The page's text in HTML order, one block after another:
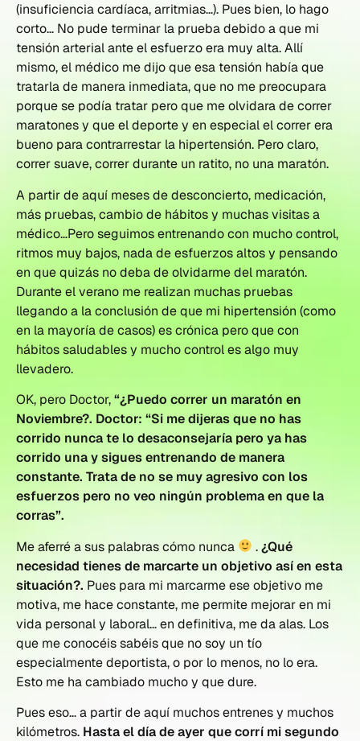
(insuficiencia cardíaca, arritmias…). Pues bien, lo hago
corto… No pude terminar la prueba debido a que mi
tensión arterial ante el esfuerzo era muy alta. Allí
mismo, el médico me dijo que esa tensión había que
tratarla de manera inmediata, que no me preocupara
porque se podía tratar pero que me olvidara de correr
maratones y que el deporte y en especial el correr era
bueno para contrarrestar la hipertensión. Pero claro,
correr suave, correr durante un ratito, no una maratón.
A partir de aquí meses de desconcierto, medicación,
más pruebas, cambio de hábitos y muchas visitas a
médico…Pero seguimos entrenando con mucho control,
ritmos muy bajos, nada de esfuerzos altos y pensando
en que quizás no deba de olvidarme del maratón.
Durante el verano me realizan muchas pruebas
llegando a la conclusión de que mi hipertensión (como
en la mayoría de casos) es crónica pero que con
hábitos saludables y mucho control es algo muy
llevadero.
OK, pero Doctor,“¿Puedo correr un maratón en
Noviembre?. Doctor: “Si me dijeras que no has
corrido nunca te lo desaconsejaría pero ya has
corrido una y sigues entrenando de manera
constante. Trata de no se muy agresivo con los
esfuerzos pero no veo ningún problema en que la
corras”.
Me aferré a sus palabras cómo nunca
.¿Qué
necesidad tienes de marcarte un objetivo así en esta
situación?. Pues para mi marcarme ese objetivo me
motiva, me hace constante, me permite mejorar en mi
vida personal y laboral… en definitiva, me da alas. Los
que me conocéis sabéis que no soy un tío
especialmente deportista, o por lo menos, no lo era.
Esto me ha cambiado mucho y que dure.
Pues eso… a partir de aquí muchos entrenes y muchos
kilómetros. Hasta el día de ayer que corrí mi segundo